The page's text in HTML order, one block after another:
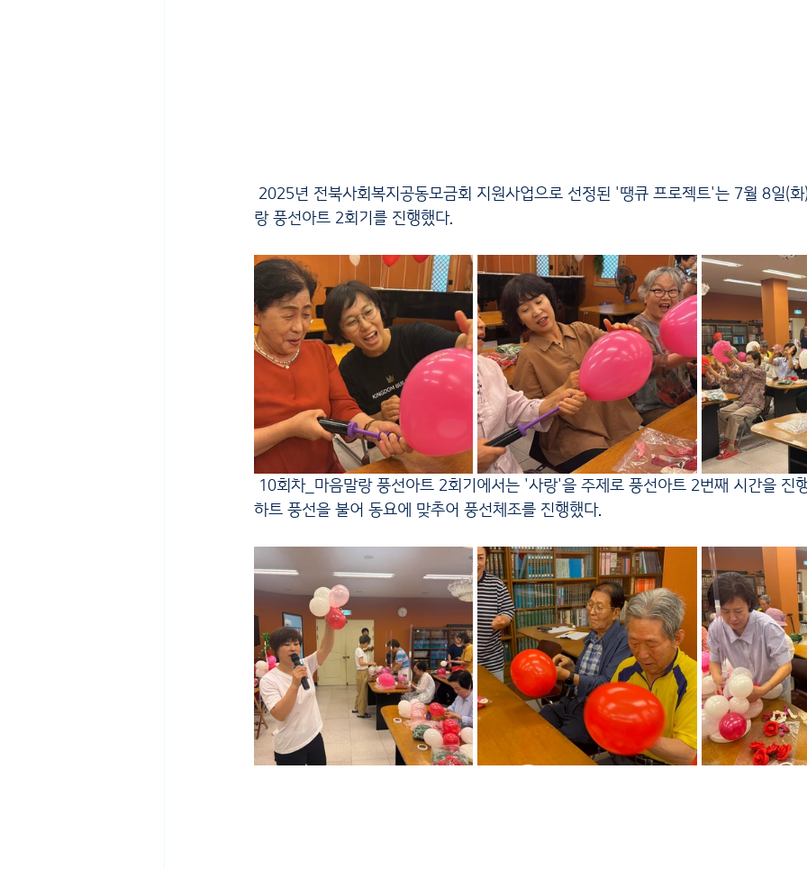
2025년 전북사회복지공동모금회 지원사업으로 선정된 '땡큐 프로젝트'는 7월 8일(
랑 풍선아트 2회기를 진행했다.
하트 풍선을 불어 동요에 맞추어 풍선체조를 진행했다.